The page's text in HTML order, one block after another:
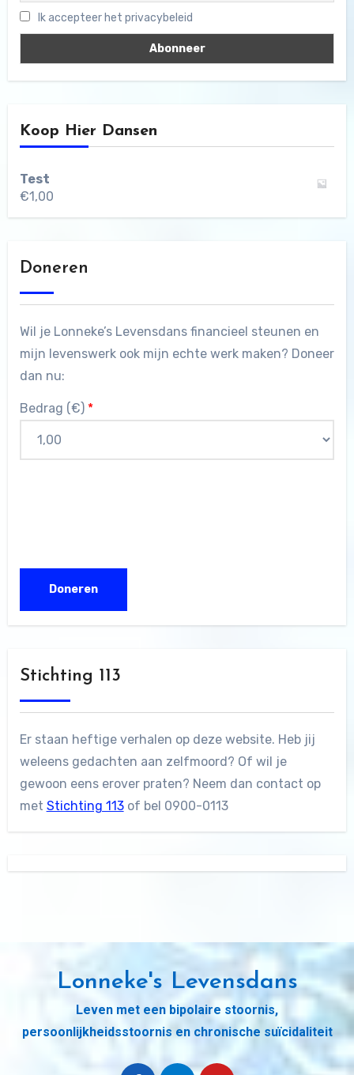
Ik accepteer het privacybeleid
Koop Hier Dansen
Test
€1,00
Doneren
Wil je Lonneke’s Levensdans financieel steunen en
mijn levenswerk ook mijn echte werk maken? Doneer
dan nu:
Bedrag (€) *
Stichting 113
Er staan heftige verhalen op deze website. Heb jij
weleens gedachten aan zelfmoord? Of wil je
gewoon eens erover praten? Neem dan contact op
met Stichting 113of bel 0900-0113
Lonneke's Levensdans
Leven met een bipolaire stoornis,
persoonlijkheidsstoornis en chronische suïcidaliteit